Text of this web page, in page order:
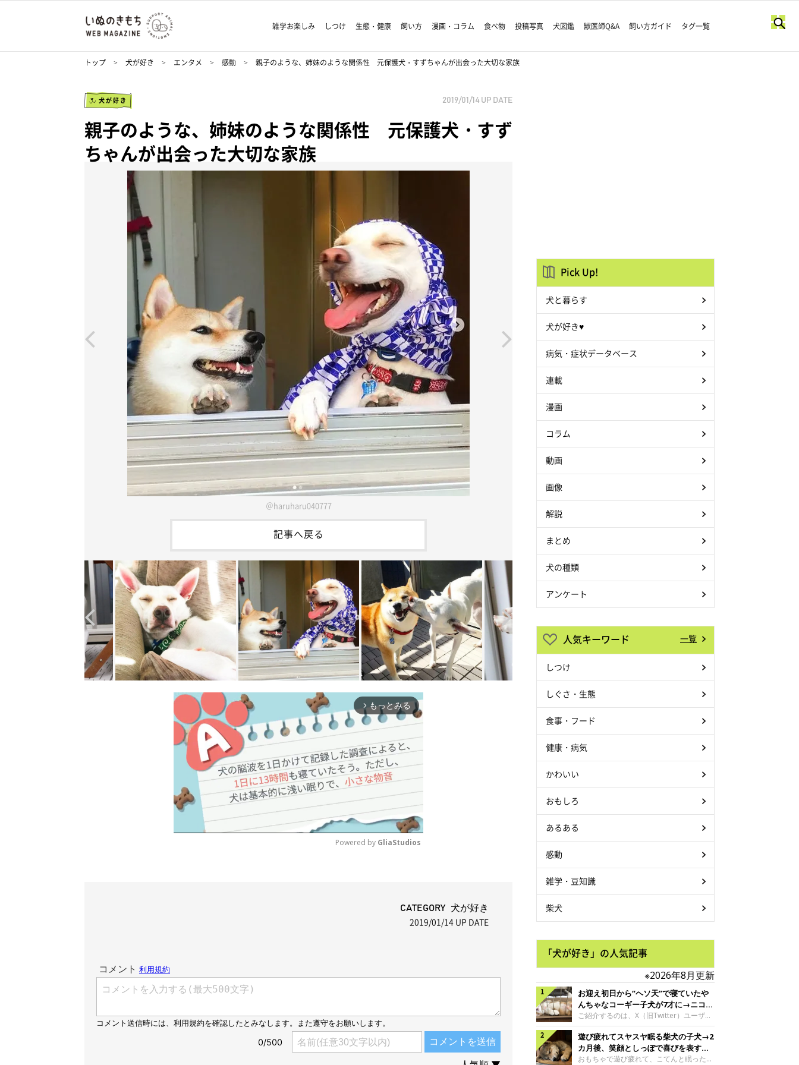
雑学お楽しみ しつけ 生態・健康 飼い方 漫画・コラム 食べ物 投稿写真 犬図鑑 獣医師Q&A 飼い方ガイド タグ一覧
トップ 犬が好き エンタメ 感動 親子のような、姉妹のような関係性 元保護犬・すずちゃんが出会った大切な家族
犬が好き 2019/01/14 UP DATE
親子のような、姉妹のような関係性 元保護犬・すず
ちゃんが出会った大切な家族
＠haruharu040777
記事へ戻る
arrow_forward_ios もっとみる
Powered by GliaStudios
CATEGORY 犬が好き
2019/01/14 UP DATE
Pick Up!
犬と暮らす
犬が好き♥
病気・症状データベース
連載
漫画
コラム
動画
画像
解説
まとめ
犬の種類
アンケート
人気キーワード 一覧
しつけ
しぐさ・生態
食事・フード
健康・病気
かわいい
おもしろ
あるある
感動
雑学・豆知識
柴犬
「犬が好き」の人気記事
※2026年8月更新
お迎え初日から“ヘソ天”で寝ていたや
んちゃなコーギー子犬が7才に→ニコニ
コ“コーギースマイル”が魅力のコに成
長！
ご紹介するのは、X（旧Twitter）ユーザー
＠Kus1oKg2vsgdWS2さんの愛犬でウェル
シュ・コーギー・ペンブロークの神楽ちゃ
ん。今年の8月で7才になるという神楽ちゃ
んですが、いったいどんな子犬時代を過ご
遊び疲れてスヤスヤ眠る柴犬の子犬→2
カ月後、笑顔としっぽで喜びを表すコ
に成長！
おもちゃで遊び疲れて、こてんと眠った子